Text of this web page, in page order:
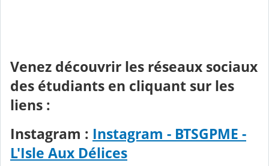
Venez découvrir les réseaux sociaux
des étudiants en cliquant sur les
liens :
Instagram : Instagram - BTSGPME -
L'Isle Aux Délices